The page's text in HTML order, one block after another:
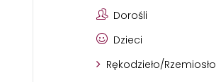
Dorośli
Dzieci
Rękodzieło/Rzemiosło